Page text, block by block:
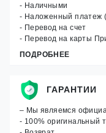
- Наличными
- Наложенный платеж
- Перевод на счет
- Перевод на карты
ПОДРОБНЕЕ
ГАРАНТИИ
– Мы являемся
- 100% оригинальный